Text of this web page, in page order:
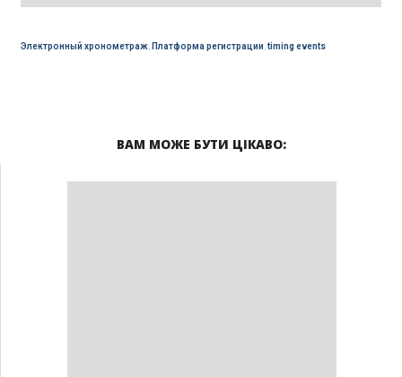
Электронный хронометраж, Платформа регистрации timing events
ВАМ МОЖЕ БУТИ ЦІКАВО: